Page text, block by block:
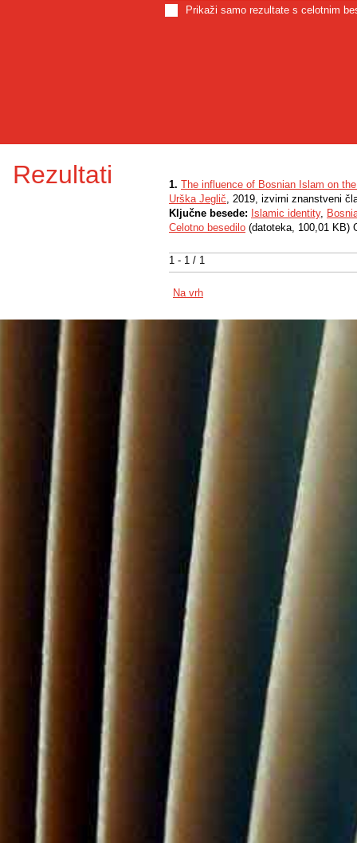
Prikaži samo rezultate s celotnim
Rezultati
1 - 1 / 1
1. The influence of Bosnian Islam on
Urška Jeglič, 2019, izvirni znanstveni
Ključne besede: Islamic identity,
Celotno besedilo (datoteka, 100,01 KB)
Na vrh